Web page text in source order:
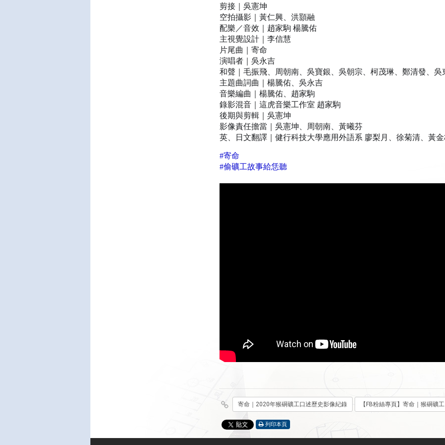
剪接｜吳憲坤
空拍攝影｜黃仁興、洪顥融
配樂 ／音效｜趙家駒 楊騰佑
主視覺設計｜李信慧
片尾曲｜寄命
演唱者｜吳永吉
和聲｜毛振飛、周朝南、吳寶銀、吳朝宗、柯茂琳、鄭清發、吳
主題曲詞曲｜楊騰佑、吳永吉
音樂編曲｜楊騰佑、趙家駒
錄影混音｜這虎音樂工作室 趙家駒
後期與剪輯｜吳憲坤
影像責任擔當｜吳憲坤、周朝南、黃曦芬
英、日文翻譯｜健行科技大學應用外語系 廖梨月、徐菊清、黃
#寄命
#偷礦工故事給恁聽
寄命｜2020年猴硐礦工口述歷史影像紀錄 【FB粉絲專頁】寄命｜猴硐礦
列印本頁